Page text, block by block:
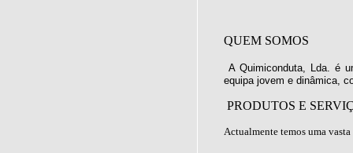
QUEM SOMOS
A Quimiconduta, Lda. é
equipa jovem e dinâmica,
PRODUTOS E
Actualmente temos uma